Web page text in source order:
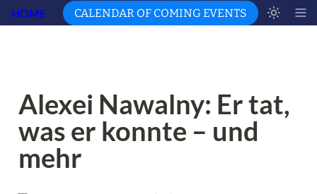
HOME CALENDAR OF COMING EVENTS
Alexei Nawalny: Er tat,
was er konnte – und
mehr